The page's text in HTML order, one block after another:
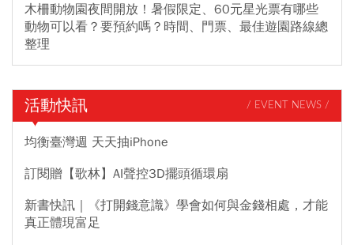
木柵動物園夜間開放！暑假限定、60元星光票有哪些
動物可以看？要預約嗎？時間、門票、最佳遊園路線總
整理
活動快訊 / EVENT NEWS /
均衡臺灣週 天天抽iPhone
訂閱贈【歌林】AI聲控3D擺頭循環扇
新書快訊｜《打開錢意識》學會如何與金錢相處，才能
真正體現富足